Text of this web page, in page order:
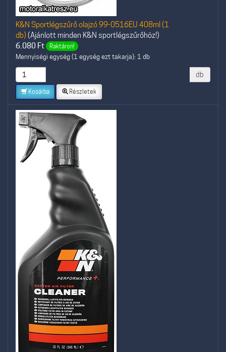
K&N Sportlégszűrő olajzó 99-0516EU 408ml (1
db) (Ajánlott minden K&N sportlégszűrőhöz!)
6.080 Ft Raktáron!
Mennyiségi egység (1 egység ezt takarja): 1 db
db
Kosárba Részletek